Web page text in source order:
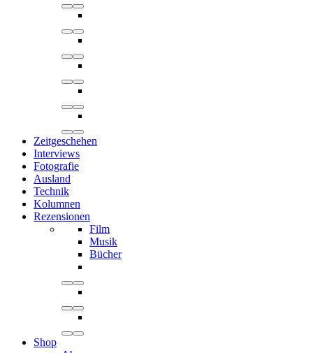
Zeitgeschehen
Interviews
Fotografie
Ausland
Technik
Kolumnen
Rezensionen
Film
Musik
Bücher
Shop